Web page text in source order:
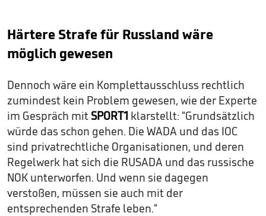
Härtere Strafe für Russland wäre
möglich gewesen
Dennoch wäre ein Komplettausschluss rechtlich
zumindest kein Problem gewesen, wie der Experte
im Gespräch mit SPORT1 klarstellt: "Grundsätzlich
würde das schon gehen. Die WADA und das IOC
sind privatrechtliche Organisationen, und deren
Regelwerk hat sich die RUSADA und das russische
NOK unterworfen. Und wenn sie dagegen
verstoßen, müssen sie auch mit der
entsprechenden Strafe leben."